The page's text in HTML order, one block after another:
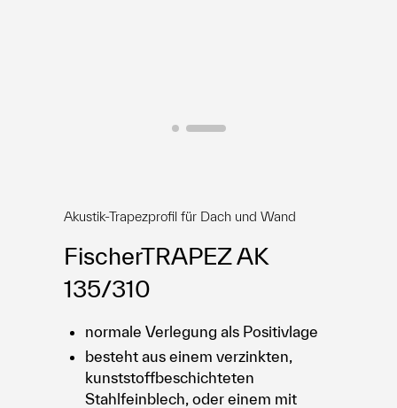
Akustik-Trapezprofil für Dach und Wand
FischerTRAPEZ AK
135/310
normale Verlegung als Positivlage
besteht aus einem verzinkten,
kunststoffbeschichteten
Stahlfeinblech, oder einem mit